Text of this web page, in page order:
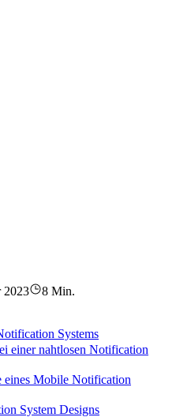
2023
8 Min.
Systems
einer nahtlosen Notification
eines Mobile Notification
System Designs